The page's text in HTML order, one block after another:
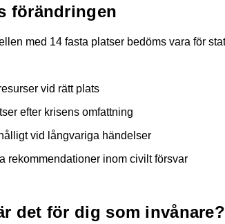
förändringen
med 14 fasta platser bedöms vara för
vid rätt plats
efter krisens omfattning
vid långvariga händelser
rekommendationer inom civilt försvar
det för dig som invånare?